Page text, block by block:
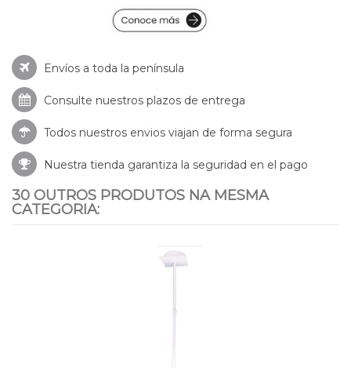
Envíos a toda la península
Consulte nuestros plazos de entrega
Todos nuestros envios viajan de forma segura
Nuestra tienda garantiza la seguridad en el pago
30 OUTROS PRODUTOS NA MESMA
CATEGORIA: